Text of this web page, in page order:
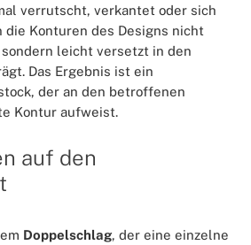
verrutscht, verkantet oder sich
Konturen des Designs nicht
leicht versetzt in den
Das Ergebnis ist ein
der an den betroffenen
Kontur aufweist.
auf den
Doppelschlag , der eine einzelne